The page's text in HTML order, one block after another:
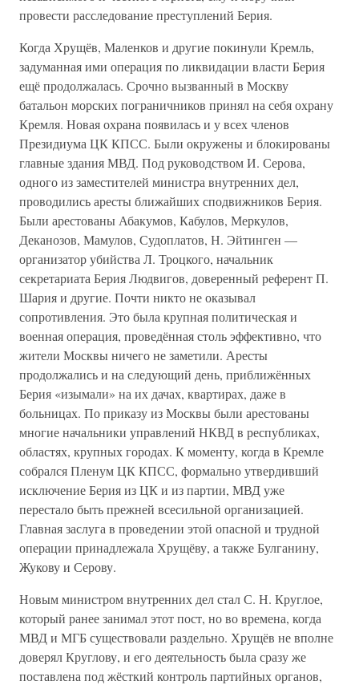
провести расследование преступлений Берия.
Когда Хрущёв, Маленков и другие покинули Кремль,
задуманная ими операция по ликвидации власти Берия
ещё продолжалась. Срочно вызванный в Москву
батальон морских пограничников принял на себя охрану
Кремля. Новая охрана появилась и у всех членов
Президиума ЦК КПСС. Были окружены и блокированы
главные здания МВД. Под руководством И. Серова,
одного из заместителей министра внутренних дел,
проводились аресты ближайших сподвижников Берия.
Были арестованы Абакумов, Кабулов, Меркулов,
Деканозов, Мамулов, Судоплатов, Н. Эйтинген —
организатор убийства Л. Троцкого, начальник
секретариата Берия Людвигов, доверенный референт П.
Шария и другие. Почти никто не оказывал
сопротивления. Это была крупная политическая и
военная операция, проведённая столь эффективно, что
жители Москвы ничего не заметили. Аресты
продолжались и на следующий день, приближённых
Берия «изымали» на их дачах, квартирах, даже в
больницах. По приказу из Москвы были арестованы
многие начальники управлений НКВД в республиках,
областях, крупных городах. К моменту, когда в Кремле
собрался Пленум ЦК КПСС, формально утвердивший
исключение Берия из ЦК и из партии, МВД уже
перестало быть прежней всесильной организацией.
Главная заслуга в проведении этой опасной и трудной
операции принадлежала Хрущёву, а также Булганину,
Жукову и Серову.
Новым министром внутренних дел стал С. Н. Круглое,
который ранее занимал этот пост, но во времена, когда
МВД и МГБ существовали раздельно. Хрущёв не вполне
доверял Круглову, и его деятельность была сразу же
поставлена под жёсткий контроль партийных органов,